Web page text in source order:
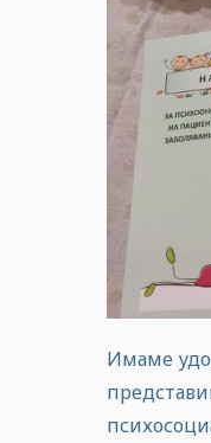
Имаме